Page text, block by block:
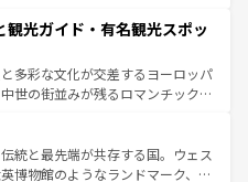
や気候が異なるスペインはその個
ほしい。
ている。華麗な宮殿、歴史的な大
して豊かな自然が、訪れる者を心
ランスは美食の国としても知ら
スコ無形文化遺産にも登録されて
ど、多彩な楽しみ方が可能だ。さ
も魅力が溢れており、どの街角に
づいている。パリ以外の個性あふ
観光ガイド・有名観光スポッ
多彩な文化が交差するヨーロッパ
世の街並みが残るロマンチック街
を歩いても飽きることがない。ベ
イエルン州のアルプスの絶景、そ
ン畑といった風景は必見。ビール
統と最先端が共存する国。ウェス
博物館のようなランドマーク、歴